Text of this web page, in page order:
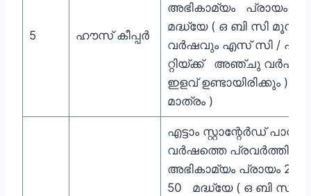
5 ഹൗസ് കീപ്പർ
അഭികാമ്യം പ്രായം 35
മദ്ധ്യേ ( ഒ ബി സി മൂന്ന്
വർഷവും എസ് സി /
റ്റിയ്ക്ക് അഞ്ചു
ഇളവ് ഉണ്ടായിരിക്കും )
മാത്രം )
എട്ടാം സ്റ്റാന്റേർഡ്
വർഷത്തെ പ്രവർത്തി
അഭികാമ്യം പ്രായം 25
50 മദ്ധ്യേ ( ഒ ബി സി